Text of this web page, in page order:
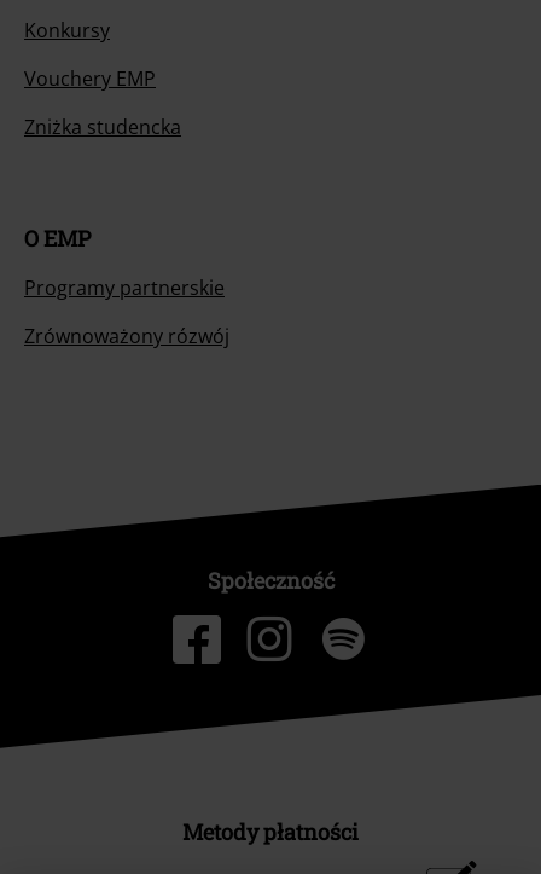
Konkursy
Vouchery EMP
Zniżka studencka
O EMP
Programy partnerskie
Zrównoważony rózwój
Społeczność
Metody płatności